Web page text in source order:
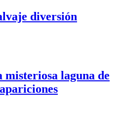
diversión
laguna de